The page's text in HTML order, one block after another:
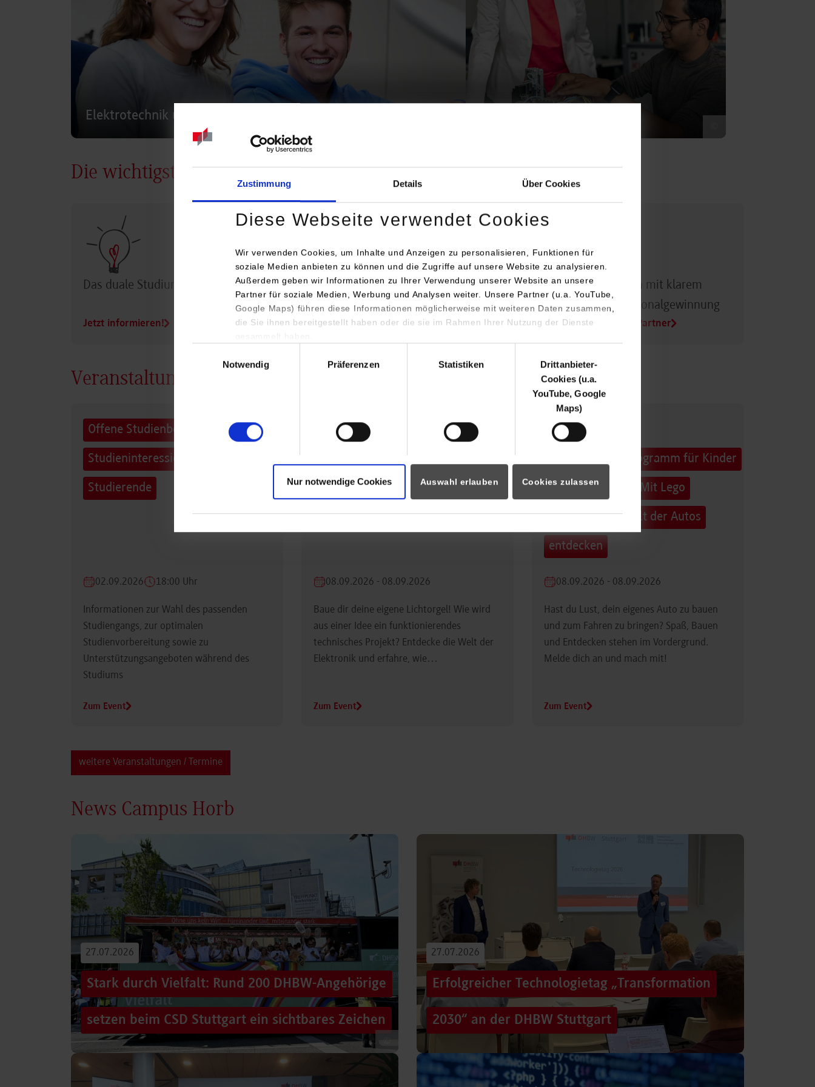
Zustimmung Details Über Cookies
Diese Webseite verwendet Cookies
Wir verwenden Cookies, um Inhalte und Anzeigen zu personalisieren, Funktionen für
soziale Medien anbieten zu können und die Zugriffe auf unsere Website zu analysieren.
Außerdem geben wir Informationen zu Ihrer Verwendung unserer Website an unsere
Partner für soziale Medien, Werbung und Analysen weiter. Unsere Partner (u.a. YouTube,
Google Maps) führen diese Informationen möglicherweise mit weiteren Daten zusammen,
die Sie ihnen bereitgestellt haben oder die sie im Rahmen Ihrer Nutzung der Dienste
Notwendig
Präferenzen Statistiken
Drittanbieter-
Cookies (u.a.
YouTube, Google
Maps)
Nur notwendige Cookies Auswahl erlauben Cookies zulassen
Elektrotechnik und Informationstechnik
Die wichtigsten Infos
Das duale Studium im Überblick
Jetzt informieren!
Der Campus Horb stellt sich vor
Profil des Campus Horb
Dualer Partner sein mit klarem
Vorteil bei der Personalgewinnung
Alle Infos für Duale Partner
Veranstaltungen Campus Horb
Offene Studienberatung für
Studieninteressierte und
Studierende
02.09.2026 18:00 Uhr
Informationen zur Wahl des passenden
Studiengangs, zur optimalen
Studienvorbereitung sowie zu
Unterstützungsangeboten während des
Studiums
Zum Event
32. Horber
Sommerferienprogramm für Kinder
und Jugendliche. Hobby Elektronik
Projekt
08.09.2026 - 08.09.2026
Baue dir deine eigene Lichtorgel! Wie wird
aus einer Idee ein funktionierendes
technisches Projekt? Entdecke die Welt der
Elektronik und erfahre, wie…
Zum Event
32. Horber
Sommerferienprogramm für Kinder
und Jugendliche: Mit Lego
Education die Welt der Autos
entdecken
08.09.2026 - 08.09.2026
Hast du Lust, dein eigenes Auto zu bauen
und zum Fahren zu bringen? Spaß, Bauen
und Entdecken stehen im Vordergrund.
Melde dich an und mach mit!
Zum Event
weitere Veranstaltungen / Termine
News Campus Horb
27.07.2026
Stark durch Vielfalt: Rund 200 DHBW-Angehörige
setzen beim CSD Stuttgart ein sichtbares Zeichen
Hunderttausende Menschen säumten am Samstag die Straßen der
Stuttgarter Innenstadt. Mitten im farbenfrohen Zug: ein eigener DHBW-
Truck, eine große…
27.07.2026
Erfolgreicher Technologietag „Transformation
2030“ an der DHBW Stuttgart
Wie gelingt Transformation in einer Zeit, in der sich Technologien, Märkte
und gesellschaftliche Rahmenbedingungen immer schneller verändern?
Genau…